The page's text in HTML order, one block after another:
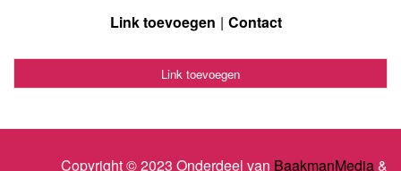
Link toevoegen Contact
Link toevoegen
Copyright © 2023 Onderdeel van BaakmanMedia&